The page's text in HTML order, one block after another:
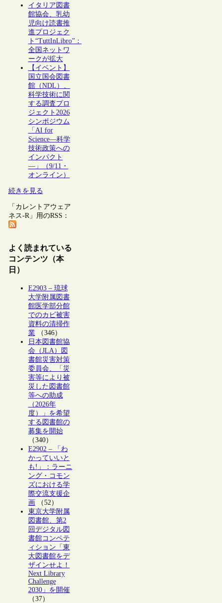
イタリア図書
館協会、乳幼
児向け読書推
進プロジェク
ト“TuttInLibro”：
全国ネットワ
ークが拡大
【イベント】
国立国会図書
館（NDL）、
科学技術に関
する調査プロ
ジェクト2026
シンポジウム
「AI for
Science―科学
技術政策への
インパクト
―」（9/11・
オンライン）
続きを見る
「カレントアウェア
ネス-R」用のRSS：
よく読まれている
コンテンツ（本
日）
E2903 – 琉球
大学附属図書
館医学部分館
でのカビ被害
資料の清掃作
業（346）
日本図書館協
会（JLA）図
書館災害対策
委員会、「災
害等により被
災した図書館
等への助成
（2026年
度）」を希望
する図書館の
募集を開始
（340）
E2902 – 「わ
かっていいと
も!」：ラーニ
ング・コモン
ズにおける学
際交流支援企
画（52）
東京大学附属
図書館、第2
回デジタル図
書館コンペテ
ィション「東
大図書館をデ
ザインせよ！
Next Library
Challenge
2030」を開催
（37）